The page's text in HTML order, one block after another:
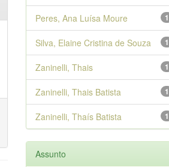
1
Peres, Ana Luísa Moure
1
Silva, Elaine Cristina de Souza
1
Zaninelli, Thais
1
Zaninelli, Thais Batista
1
Zaninelli, Thaís Batista
Assunto